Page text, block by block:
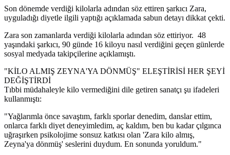
Son dönemde verdiği kilolarla adından söz ettiren şarkıcı Zara,
uyguladığı diyetle ilgili yaptığı açıklamada sabun detayı dikkat çekti.
Zara son zamanlarda verdiği kilolarla adından söz ettiriyor. 48
yaşındaki şarkıcı, 90 günde 16 kiloyu nasıl verdiğini geçen günlerde
sosyal medyada takipçilerine açıklamıştı.
"KİLO ALMIŞ ZEYNA'YA DÖNMÜŞ" ELEŞTİRİSİ HER ŞEYİ
DEĞİŞTİRDİ
Tıbbi müdahaleyle kilo vermediğini dile getiren sanatçı şu ifadeleri
kullanmıştı:
"Yağlarımla önce savaştım, farklı sporlar denedim, danslar ettim,
onlarca farklı diyet deneyimledim, aç kaldım, ben bu kadar çılgınca
uğraşırken psikolojime sonsuz katkısı olan 'Zara kilo almış,
Zeyna'ya dönmüş' seslerini duydum. En sonunda yoruldum."